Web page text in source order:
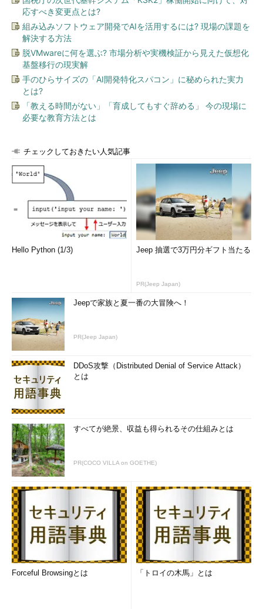
応すべき変更点とは?
組み込みソフトウェア開発でAIを活用するには? 現場の課題を
解決する方法
脱VMwareに何を選ぶ? 市場分析や実機検証から見えた仮想化
基盤移行の現実解
手のひらサイズの「AI開発特化スパコン」に秘められた実力
とは?
「教える時間がない」「育成してもすぐ辞める」 今の現場に
必要な教育方法とは
チェックしておきたい人気記事
Hello Python (1/3) Jeep 抽選で3万円分ギフト当たる
PR(Jeep Japan)
Jeepで家族と夏一番の大冒険へ！
PR(Jeep Japan)
DDoS攻撃（Distributed Denial of Service Attack）
とは
すべてが絶景、収益も得られるその仕組みとは
PR(COCO VILLA on GOETHE)
Forceful Browsingとは 「トロイの木馬」とは